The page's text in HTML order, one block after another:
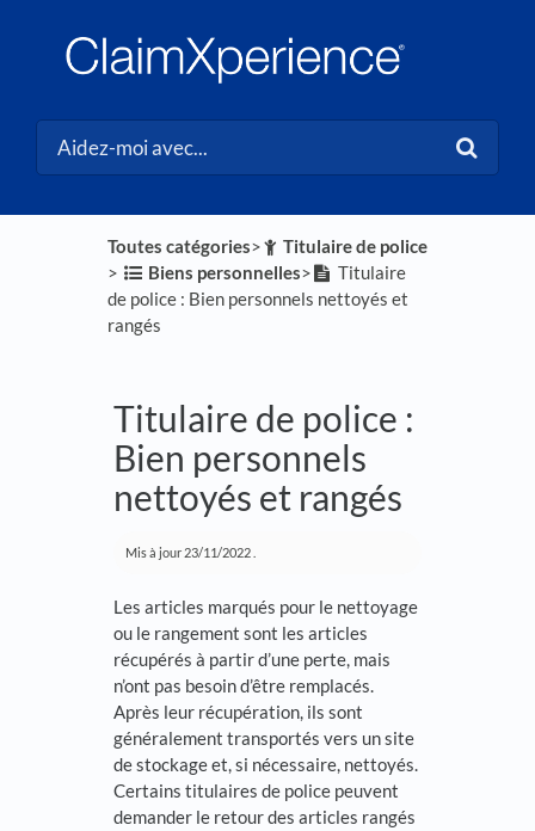
Toutes catégories​>​ ​Titulaire de police​
> ​
​Biens personnelles​>​
Titulaire
de police : Bien personnels nettoyés et
rangés
Titulaire de police :
Bien personnels
nettoyés et rangés
Mis à jour 23/11/2022
Les articles marqués pour le nettoyage
ou le rangement sont les articles
récupérés à partir d’une perte, mais
n’ont pas besoin d’être remplacés.
Après leur récupération, ils sont
généralement transportés vers un site
de stockage et, si nécessaire, nettoyés.
Certains titulaires de police peuvent
demander le retour des articles rangés